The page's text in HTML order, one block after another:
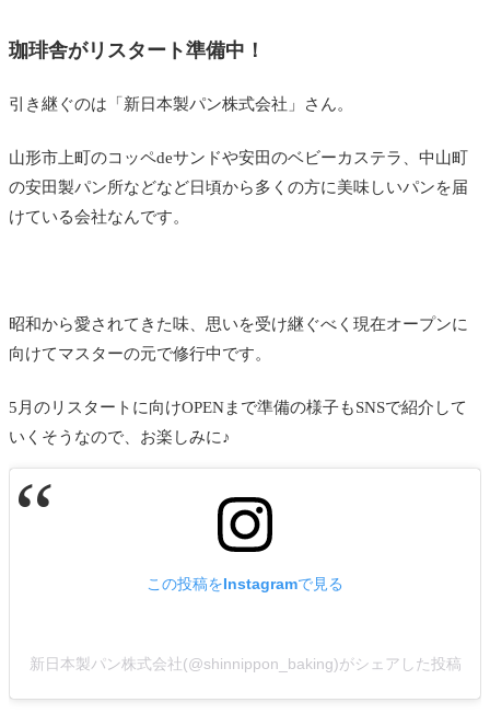
珈琲舎がリスタート準備中！
引き継ぐのは「新日本製パン株式会社」さん。
山形市上町のコッペdeサンドや安田のベビーカステラ、中山町
の安田製パン所などなど日頃から多くの方に美味しいパンを届
けている会社なんです。
昭和から愛されてきた味、思いを受け継ぐべく現在オープンに
向けてマスターの元で修行中です。
5月のリスタートに向けOPENまで準備の様子もSNSで紹介して
いくそうなので、お楽しみに♪
この投稿をInstagramで見る
新日本製パン株式会社(@shinnippon_baking)がシェアした投稿